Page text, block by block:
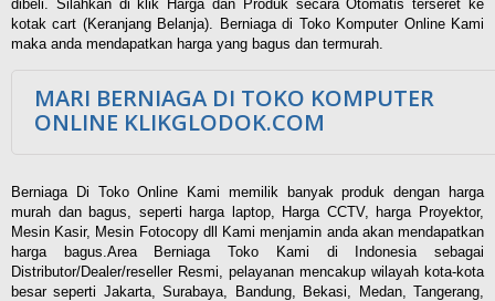
dibeli. Silahkan di klik Harga dan Produk secara Otomatis terseret ke
kotak cart (Keranjang Belanja). Berniaga di Toko Komputer Online Kami
maka anda mendapatkan harga yang bagus dan termurah.
MARI BERNIAGA DI TOKO KOMPUTER
ONLINE KLIKGLODOK.COM
Berniaga Di Toko Online Kami memilik banyak produk dengan harga
murah dan bagus, seperti harga laptop, Harga CCTV, harga Proyektor,
Mesin Kasir, Mesin Fotocopy dll Kami menjamin anda akan mendapatkan
harga bagus.Area Berniaga Toko Kami di Indonesia sebagai
Distributor/Dealer/reseller Resmi, pelayanan mencakup wilayah kota-kota
besar seperti Jakarta, Surabaya, Bandung, Bekasi, Medan, Tangerang,